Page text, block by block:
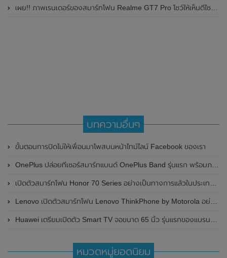
เผย!! ภาพเรนเดอร์ของสมาร์ทโฟน Realme GT7 Pro โชว์ให้เห็นดีไซน์ใหม่ พร้อมเผยรายละเอียดสเปกที่สำคัญบางส่วน
บทความอื่นๆ
ขั้นตอนการปิดไม่ให้เพื่อนมาโพสบนหน้าไทม์ไลน์ Facebook ของเรา
OnePlus ปล่อยทีเซอร์สมาร์ทแบนด์ OnePlus Band รุ่นแรก พร้อมภาพและสเปกหลุดออกมายั่วยวนก่อนเปิดตัว ในวันที่ 11 มกราคม 2021
เปิดตัวสมาร์ทโฟน Honor 70 Series อย่างเป็นทางการแล้วในประเทศจีน
Lenovo เปิดตัวสมาร์ทโฟน Lenovo ThinkPhone by Motorola อย่างเป็นทางการแล้ว มาพร้อมชิปเซ็ต Snapdragon 8+ Gen 1 และดีไซน์ที่แข็งแรงทนทาน
Huawei เตรียมเปิดตัว Smart TV จอขนาด 65 นิ้ว รุ่นแรกของแบรนด์ มาพร้อมลำโพง 14 ตัว
หมวดหมู่ยอดนิยม